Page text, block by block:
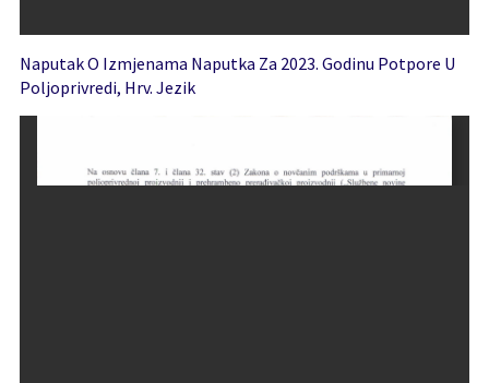
Naputak O Izmjenama Naputka Za 2023. Godinu Potpore U
Poljoprivredi, Hrv. Jezik